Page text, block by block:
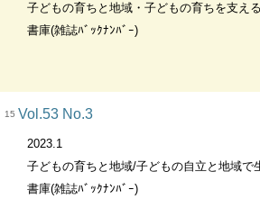
子どもの育ちと地域・子どもの育ちを支え
書庫(雑誌ﾊﾞｯｸﾅﾝﾊﾞｰ)
15 Vol.53 No.3
2023.1
子どもの育ちと地域/子どもの自立と地域で
書庫(雑誌ﾊﾞｯｸﾅﾝﾊﾞｰ)